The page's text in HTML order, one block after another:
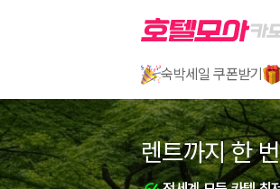
2000만 이용고객이 선택한 제주 렌트카 가격비
숙박세일 쿠폰받기
렌트까지 한